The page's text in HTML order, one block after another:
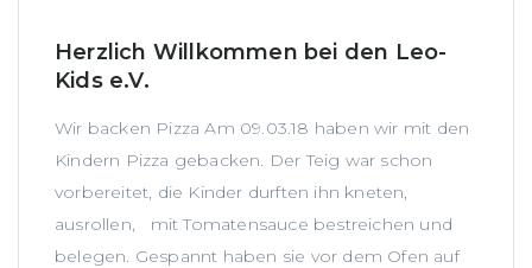
Herzlich Willkommen bei den Leo-
Kids e.V.
Wir backen Pizza Am 09.03.18 haben wir mit den
Kindern Pizza gebacken. Der Teig war schon
vorbereitet, die Kinder durften ihn kneten,
ausrollen, mit Tomatensauce bestreichen und
belegen. Gespannt haben sie vor dem Ofen auf